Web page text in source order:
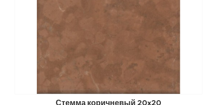
Стемма коричневый 20x20